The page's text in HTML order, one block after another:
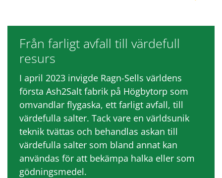
Från farligt avfall till värdefull
resurs
I april 2023 invigde Ragn-Sells världens
första Ash2Salt fabrik på Högbytorp som
omvandlar flygaska, ett farligt avfall, till
värdefulla salter. Tack vare en världsunik
teknik tvättas och behandlas askan till
värdefulla salter som bland annat kan
användas för att bekämpa halka eller som
gödningsmedel.